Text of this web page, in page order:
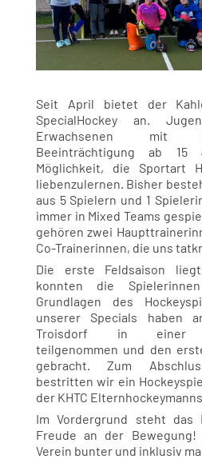
Seit April bietet der
SpecialHockey an.
Erwachsenen mit
Beeinträchtigung ab 15
Möglichkeit, die Sportart
liebenzulernen. Bisher
aus 5 Spielern und 1
immer in Mixed Teams
gehören zwei
Co-Trainerinnen, die uns
Die erste Feldsaison
konnten die
Grundlagen des
unserer Specials haben
Troisdorf in einer
teilgenommen und den
gebracht. Zum
bestritten wir ein
der KHTC
Im Vordergrund steht das
Freude an der
Verein bunter und inklusiv